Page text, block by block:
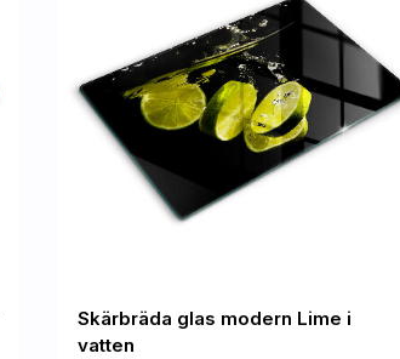
Skärbräda glas modern Lime i
vatten